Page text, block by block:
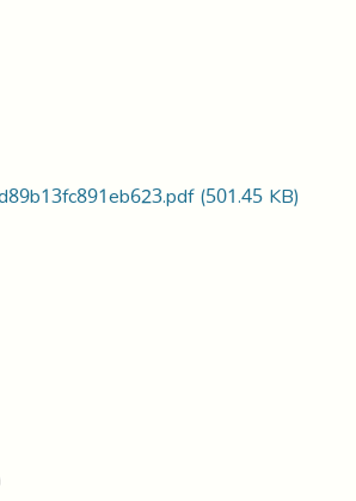
(501.45 KB)